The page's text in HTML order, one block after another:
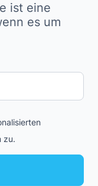
ist eine
es um
zu.